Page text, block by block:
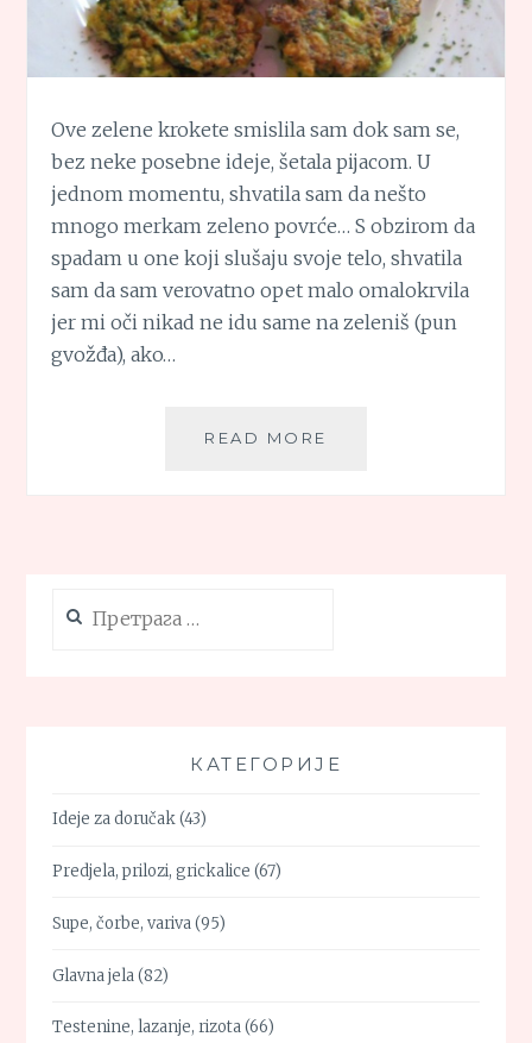
Ove zelene krokete smislila sam dok sam se,
bez neke posebne ideje, šetala pijacom. U
jednom momentu, shvatila sam da nešto
mnogo merkam zeleno povrće… S obzirom da
spadam u one koji slušaju svoje telo, shvatila
sam da sam verovatno opet malo omalokrvila
jer mi oči nikad ne idu same na zeleniš (pun
gvožđa), ako…
READ MORE
за:
КАТЕГОРИЈЕ
Ideje za doručak(43)
Predjela, prilozi, grickalice (67)
Supe, čorbe, variva(95)
Glavna jela(82)
Testenine, lazanje, rizota(66)